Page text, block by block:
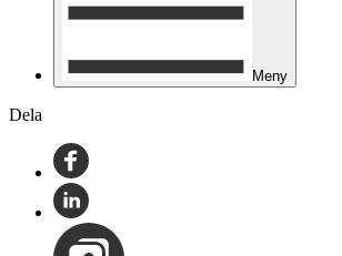
Meny
Dela